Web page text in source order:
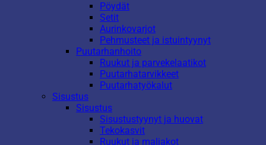
Pöydät
Setit
Aurinkovarjot
Pehmusteet ja istuintyynyt
Puutarhanhoito
Ruukut ja parvekelaatikot
Puutarhatarvikkeet
Puutarhatyökalut
Sisustus
Sisustus
Sisustustyynyt ja huovat
Tekokasvit
Ruukut ja maljakot